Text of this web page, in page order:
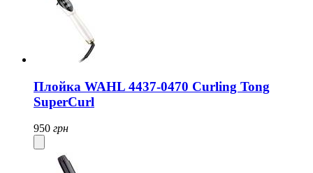
Плойка WAHL 4437-0470 Curling Tong
SuperCurl
950 грн